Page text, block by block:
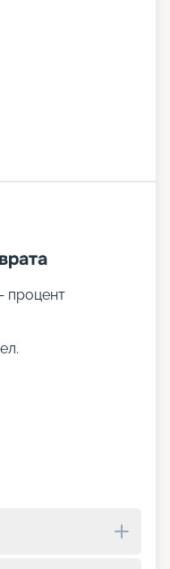
процент